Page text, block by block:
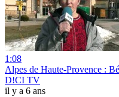
1:08
Alpes de Haute-Provence :
D!CI TV
il y a 6 ans